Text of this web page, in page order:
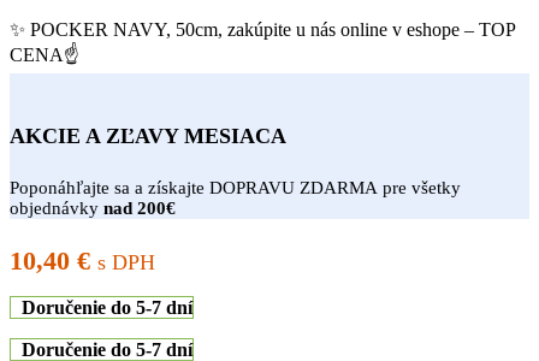
✨ POCKER NAVY, 50cm, zakúpite u nás online v eshope – TOP
CENA☝
AKCIE A ZĽAVY MESIACA
Poponáhľajte sa a získajte DOPRAVU ZDARMA pre všetky
objednávky nad 200€
10,40 € s DPH
Doručenie do 5-7 dní
Doručenie do 5-7 dní